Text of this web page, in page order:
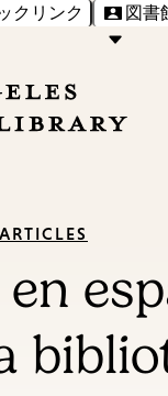
クリンク 図書
ARTICLES